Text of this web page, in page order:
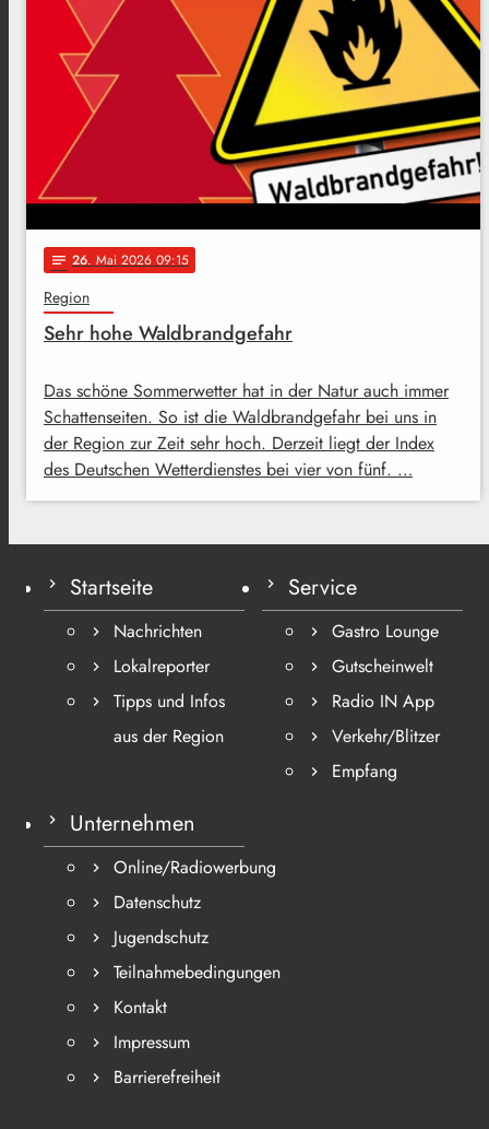
notes 26. Mai 2026 09:15
Region
Sehr hohe Waldbrandgefahr
Das schöne Sommerwetter hat in der Natur auch immer
Schattenseiten. So ist die Waldbrandgefahr bei uns in
der Region zur Zeit sehr hoch. Derzeit liegt der Index
des Deutschen Wetterdienstes bei vier von fünf. …
Startseite
Nachrichten
Lokalreporter
Tipps und Infos
aus der Region
Service
Gastro Lounge
Gutscheinwelt
Radio IN App
Verkehr/Blitzer
Empfang
Unternehmen
Online/Radiowerbung
Datenschutz
Jugendschutz
Teilnahmebedingungen
Kontakt
Impressum
Barrierefreiheit